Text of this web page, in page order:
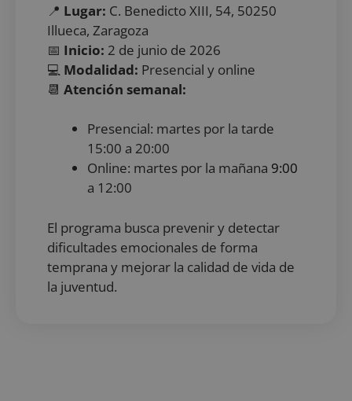
📍 Lugar: C. Benedicto XIII, 54, 50250
Illueca, Zaragoza
📅 Inicio: 2 de junio de 2026
💻 Modalidad: Presencial y online
📆 Atención semanal:
Presencial: martes por la tarde
15:00 a 20:00
Online: martes por la mañana 9:00
a 12:00
El programa busca prevenir y detectar
dificultades emocionales de forma
temprana y mejorar la calidad de vida de
la juventud.
Cookies de rendimiento
Cookies de preferencias
Cookies de funcionalidad
Cookies no clasificadas
funcionalidad principal del sitio web, como el inicio
de sesión de usuario y la gestión de cuentas. El sitio
web no se puede utilizar correctamente sin las
cookies estrictamente necesarias.
Nombre
VISITOR_PRIVACY_METADATA
YouTube
.youtube.com